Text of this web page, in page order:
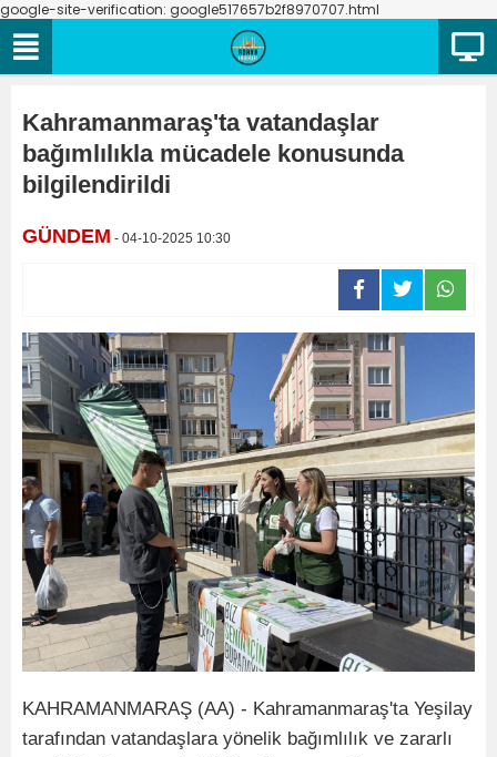
google-site-verification: google517657b2f8970707.html
Kahramanmaraş'ta vatandaşlar
bağımlılıkla mücadele konusunda
bilgilendirildi
GÜNDEM - 04-10-2025 10:30
KAHRAMANMARAŞ (AA) - Kahramanmaraş'ta Yeşilay
tarafından vatandaşlara yönelik bağımlılık ve zararlı